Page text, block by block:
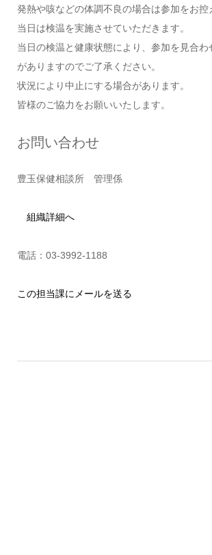
発熱や咳などの体調不良の場合は参加をお控
当日は検温を実施させていただきます。
当日の検温と健康状態により、参加を見合わ
がありますのでご了承ください。
状況により中止にする場合があります。
皆様のご協力をお願いいたします。
お問い合わせ
豊玉保健相談所 管理係
組織詳細へ
電話：03-3992-1188
この担当課にメールを送る